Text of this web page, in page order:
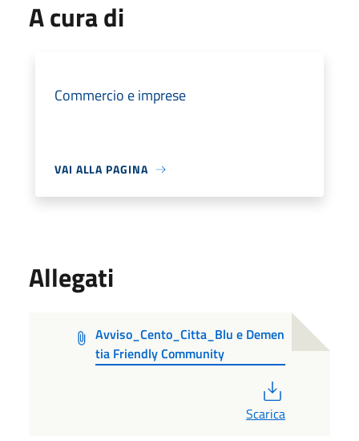
A cura di
Commercio e imprese
VAI ALLA PAGINA
Allegati
Avviso_Cento_Citta_Blu e Demen
tia Friendly Community
Scarica